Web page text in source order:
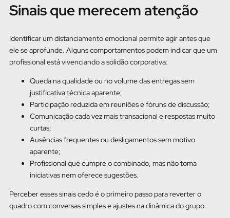
Sinais que merecem atenção
Identificar um distanciamento emocional permite agir antes que
ele se aprofunde. Alguns comportamentos podem indicar que um
profissional está vivenciando a solidão corporativa:
Queda na qualidade ou no volume das entregas sem
justificativa técnica aparente;
Participação reduzida em reuniões e fóruns de discussão;
Comunicação cada vez mais transacional e respostas muito
curtas;
Ausências frequentes ou desligamentos sem motivo
aparente;
Profissional que cumpre o combinado, mas não toma
iniciativas nem oferece sugestões.
Perceber esses sinais cedo é o primeiro passo para reverter o
quadro com conversas simples e ajustes na dinâmica do grupo.